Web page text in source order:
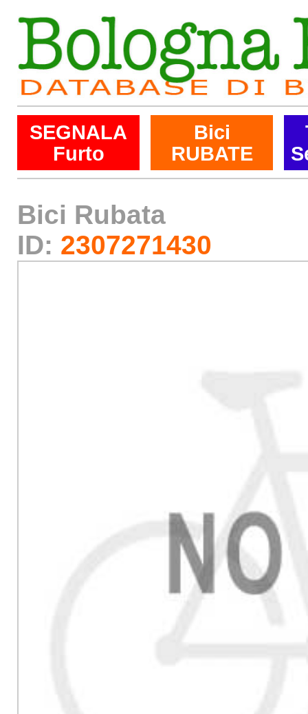
SEGNALA
Furto
Bici
RUBATE
Bici Rubata
ID: 2307271430